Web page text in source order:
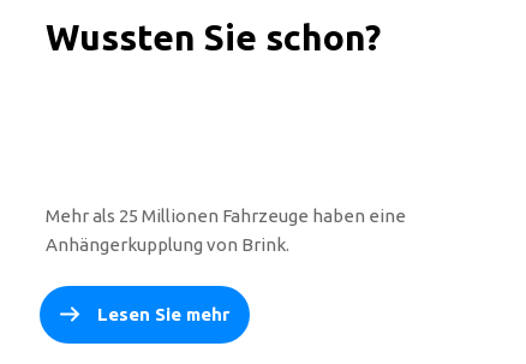
Wussten Sie schon?
Mehr als 25 Millionen Fahrzeuge haben eine
Anhängerkupplung von Brink.
Lesen Sie mehr